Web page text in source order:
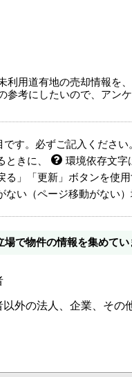
利用道有地の売却情報を
参考にしたいので、アン
す。必ずご記入ください
きに、
環境依存文字
る」「更新」ボタンを使
ない（ページ移動がない
場で物件の情報を集めてい
以外の法人、企業、その